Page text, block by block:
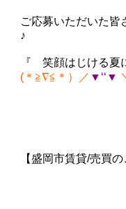
ご応募いただいた皆
♪
『 笑顔はじける夏
(＊≧∇≦＊）／ ▼‘‘▼
【盛岡市賃貸/売買